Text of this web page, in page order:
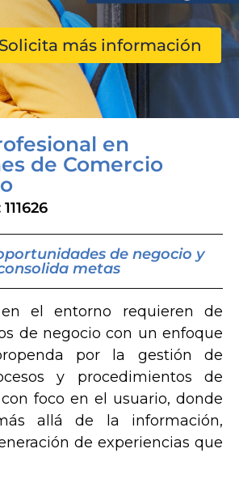
Solicita más información
en
de Comercio
de negocio y
metas
el entorno requieren de
de negocio con un enfoque
por la gestión de
y procedimientos de
foco en el usuario, donde
allá de la información,
de experiencias que